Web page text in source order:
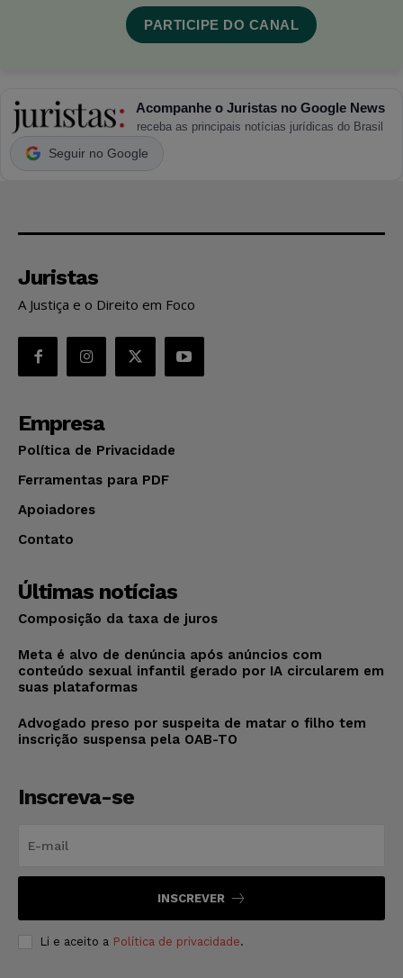
PARTICIPE DO CANAL
Acompanhe o Juristas no Google News
receba as principais notícias jurídicas do Brasil
Seguir no Google
Juristas
A Justiça e o Direito em Foco
Empresa
Política de Privacidade
Ferramentas para PDF
Apoiadores
Contato
Últimas notícias
Composição da taxa de juros
Meta é alvo de denúncia após anúncios com
conteúdo sexual infantil gerado por IA circularem em
suas plataformas
Advogado preso por suspeita de matar o filho tem
inscrição suspensa pela OAB-TO
Inscreva-se
INSCREVER
Li e aceito a Política de privacidade.